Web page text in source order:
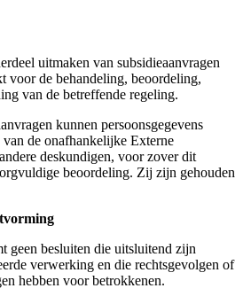
uitmaken van subsidieaanvragen
voor de behandeling, beoordeling,
van de betreffende regeling.
kunnen persoonsgegevens
de onafhankelijke Externe
deskundigen, voor zover dit
beoordeling. Zij zijn gehouden
geen besluiten die uitsluitend zijn
verwerking en die rechtsgevolgen of
hebben voor betrokkenen.